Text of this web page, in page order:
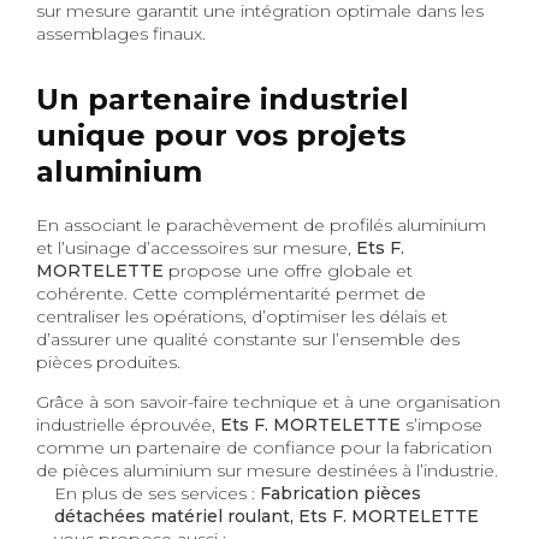
sur mesure garantit une intégration optimale dans les
assemblages finaux.
Un partenaire industriel
unique pour vos projets
aluminium
En associant le parachèvement de profilés aluminium
et l’usinage d’accessoires sur mesure, Ets F.
MORTELETTE propose une offre globale et
cohérente. Cette complémentarité permet de
centraliser les opérations, d’optimiser les délais et
d’assurer une qualité constante sur l’ensemble des
pièces produites.
Grâce à son savoir-faire technique et à une organisation
industrielle éprouvée, Ets F. MORTELETTE s’impose
comme un partenaire de confiance pour la fabrication
de pièces aluminium sur mesure destinées à l’industrie.
En plus de ses services : Fabrication pièces
détachées matériel roulant, Ets F. MORTELETTE